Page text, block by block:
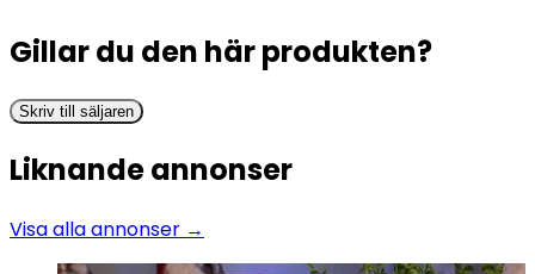
Gillar du den här produkten?
Skriv till säljaren
Liknande annonser
Visa alla annonser →